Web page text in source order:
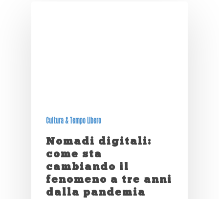
Cultura & Tempo Libero
Nomadi digitali:
come sta
cambiando il
fenomeno a tre anni
dalla pandemia